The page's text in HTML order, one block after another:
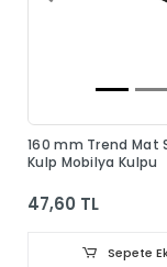
160 mm Trend Mat
Kulp Mobilya Kulpu
47,60 TL
Sepete